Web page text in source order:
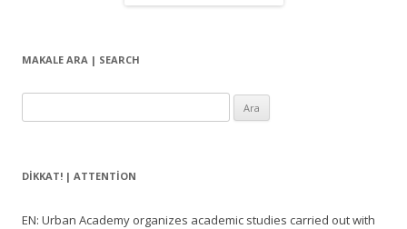
MAKALE ARA | SEARCH
DIKKAT! | ATTENTION
EN: Urban Academy organizes academic studies carried out with